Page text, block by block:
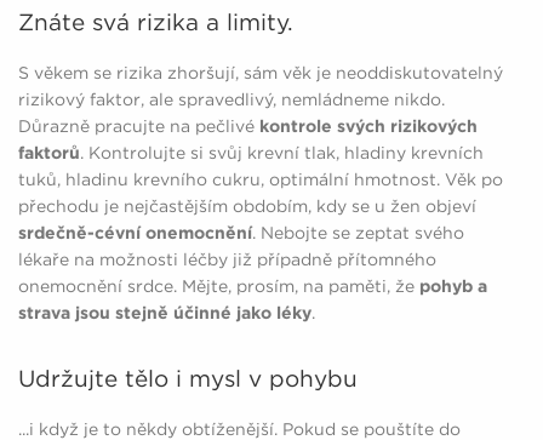
Znáte svá rizika a limity.
S věkem se rizika zhoršují, sám věk je neoddiskutovatelný
rizikový faktor, ale spravedlivý, nemládneme nikdo.
Důrazně pracujte na pečlivé kontrole svých rizikových
faktorů. Kontrolujte si svůj krevní tlak, hladiny krevních
tuků, hladinu krevního cukru, optimální hmotnost. Věk po
přechodu je nejčastějším obdobím, kdy se u žen objeví
srdečně-cévní onemocnění. Nebojte se zeptat svého
lékaře na možnosti léčby již případně přítomného
onemocnění srdce. Mějte, prosím, na paměti, že pohyb a
strava jsou stejně účinné jako léky.
Udržujte tělo i mysl v pohybu
...i když je to někdy obtíženější. Pokud se pouštíte do